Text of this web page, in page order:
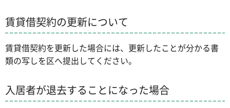
賃貸借契約の更新について
賃貸借契約を更新した場合には、更新したことが分かる書
類の写しを区へ提出してください。
入居者が退去することになった場合